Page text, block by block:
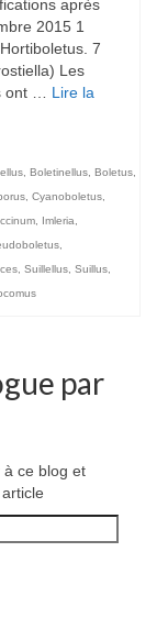
après
2015 1
7
Les
ont … Lire la
Boletinellus Boletus
Cyanoboletus
Imleria
Suillellus Suillus
par
à ce blog et